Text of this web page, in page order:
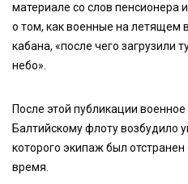
материале со слов пенсионера
о том, как военные на летящем
кабана, «после чего загрузили
небо».
После этой публикации
Балтийскому флоту возбудило
которого экипаж был
время.